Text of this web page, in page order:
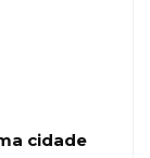
cidade